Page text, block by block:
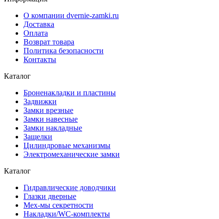
О компании dvernie-zamki.ru
Доставка
Оплата
Возврат товара
Политика безопасности
Контакты
Каталог
Броненакладки и пластины
Задвижки
Замки врезные
Замки навесные
Замки накладные
Защелки
Цилиндровые механизмы
Электромеханические замки
Каталог
Гидравлические доводчики
Глазки дверные
Мех-мы секретности
Накладки/WC-комплекты